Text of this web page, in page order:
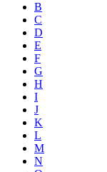
B
C
D
E
F
G
H
I
J
K
L
M
N